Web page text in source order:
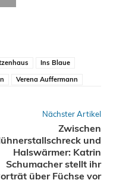
Ins Blaue
Verena Auffermann
Nächster Artikel
Zwischen
und
Halswärmer: Katrin
Schumacher stellt ihr
über Füchse vor